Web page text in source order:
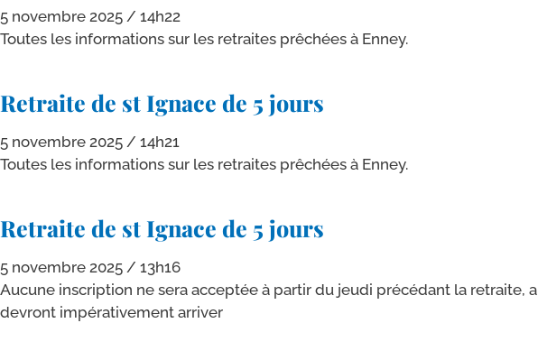
5 novembre 2025
14h22
Toutes les infor­ma­tions sur les retraites prê­chées à Enney.
Retraite de st Ignace de 5 jours
5 novembre 2025
14h21
Toutes les infor­ma­tions sur les retraites prê­chées à Enney.
Retraite de st Ignace de 5 jours
5 novembre 2025
13h16
Aucune ins­crip­tion ne sera accep­tée à par­tir du jeu­di pré­cé­dant la retraite,
devront impé­ra­ti­ve­ment arriver